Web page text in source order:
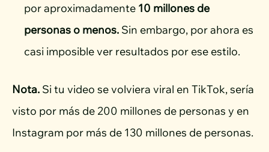
por aproximadamente 10 millones de
personas o menos. Sin embargo, por ahora es
casi imposible ver resultados por ese estilo.
Nota. Si tu video se volviera viral en TikTok, sería
visto por más de 200 millones de personas y en
Instagram por más de 130 millones de personas.